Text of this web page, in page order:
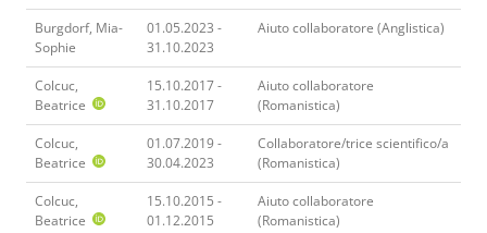
Burgdorf, Mia-
Sophie
01.05.2023 -
31.10.2023
Aiuto collaboratore (Anglistica)
Colcuc,
Beatrice
15.10.2017 -
31.10.2017
Aiuto collaboratore
(Romanistica)
Colcuc,
Beatrice
01.07.2019 -
30.04.2023
Collaboratore/trice scientifico/a
(Romanistica)
Colcuc,
Beatrice
15.10.2015 -
01.12.2015
Aiuto collaboratore
(Romanistica)